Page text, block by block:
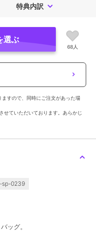
特典内訳
選ぶ
68人
すので、同時にご注文があった場
せていただいております。あらかじ
sp-0239
ッグ。